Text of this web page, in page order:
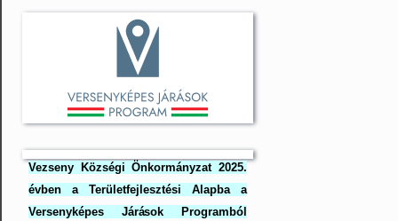
Vezseny Községi Önkormányzat 2025.
évben a Területfejlesztési Alapba a
Versenyképes Járások Programból